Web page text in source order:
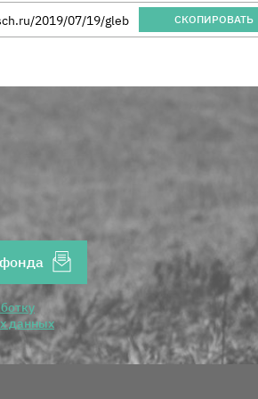
Фонда "Помощь"
СКОПИРОВАТЬ
данных